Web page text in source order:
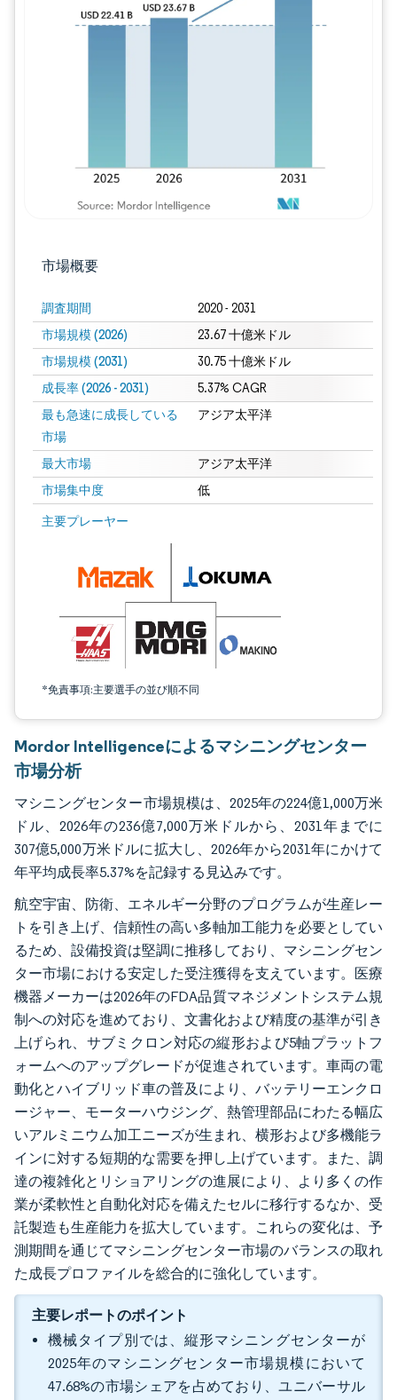
市場概要
調査期間 2020 - 2031
市場規模 (2026) 23.67 十億米ドル
市場規模 (2031) 30.75 十億米ドル
成長率 (2026 - 2031) 5.37% CAGR
最も急速に成長している
市場
アジア太平洋
最大市場 アジア太平洋
市場集中度 低
主要プレーヤー
*免責事項:主要選手の並び順不同
画像 © Mordor Intelligence。再利用にはCC BY 4.0の表示が必要です。
Mordor Intelligenceによるマシニングセンター
市場分析
マシニングセンター市場規模は、2025年の224億1,000万米
ドル、2026年の236億7,000万米ドルから、2031年までに
307億5,000万米ドルに拡大し、2026年から2031年にかけて
年平均成長率5.37%を記録する見込みです。
航空宇宙、防衛、エネルギー分野のプログラムが生産レー
トを引き上げ、信頼性の高い多軸加工能力を必要としてい
るため、設備投資は堅調に推移しており、マシニングセン
ター市場における安定した受注獲得を支えています。医療
機器メーカーは2026年のFDA品質マネジメントシステム規
制への対応を進めており、文書化および精度の基準が引き
上げられ、サブミクロン対応の縦形および5軸プラットフ
ォームへのアップグレードが促進されています。車両の電
動化とハイブリッド車の普及により、バッテリーエンクロ
ージャー、モーターハウジング、熱管理部品にわたる幅広
いアルミニウム加工ニーズが生まれ、横形および多機能ラ
インに対する短期的な需要を押し上げています。また、調
達の複雑化とリショアリングの進展により、より多くの作
業が柔軟性と自動化対応を備えたセルに移行するなか、受
託製造も生産能力を拡大しています。これらの変化は、予
測期間を通じてマシニングセンター市場のバランスの取れ
た成長プロファイルを総合的に強化しています。
主要レポートのポイント
機械タイプ別では、縦形マシニングセンターが
2025年のマシニングセンター市場規模において
47.68%の市場シェアを占めており、ユニバーサル